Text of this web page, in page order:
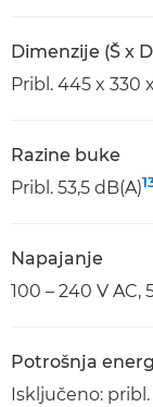
Dimenzije (Š x
Pribl. 445 x 330
Razine buke
Pribl. 53,5 dB(A)
Napajanje
100 – 240 V AC,
Potrošnja
Isključeno: pribl.